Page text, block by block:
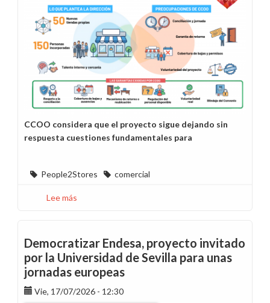
mujeres
-
Julio
CCOO considera que el proyecto sigue dejando sin
respuesta cuestiones fundamentales para
People2Stores comercial
Lee más
la
oportunidad
y
las
garantías
Democratizar Endesa, proyecto invitado
por la Universidad de Sevilla para unas
jornadas europeas
Vie, 17/07/2026 - 12:30